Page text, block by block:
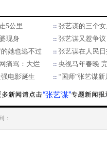
5公里
张艺谋的三个
现身
张艺谋又惹争
她也逃不过
张艺谋在人民
痛骂：大烂
央视马年春晚
电影诞生
“国师”张艺谋
“张艺谋”
：